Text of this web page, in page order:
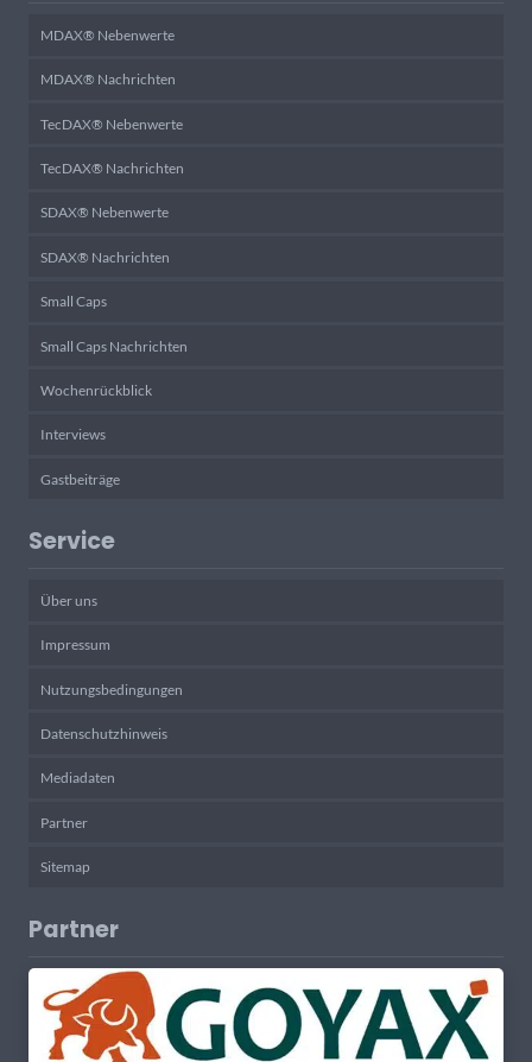
MDAX® Nebenwerte
MDAX® Nachrichten
TecDAX® Nebenwerte
TecDAX® Nachrichten
SDAX® Nebenwerte
SDAX® Nachrichten
Small Caps
Small Caps Nachrichten
Wochenrückblick
Interviews
Gastbeiträge
Service
Über uns
Impressum
Nutzungsbedingungen
Datenschutzhinweis
Mediadaten
Partner
Sitemap
Partner